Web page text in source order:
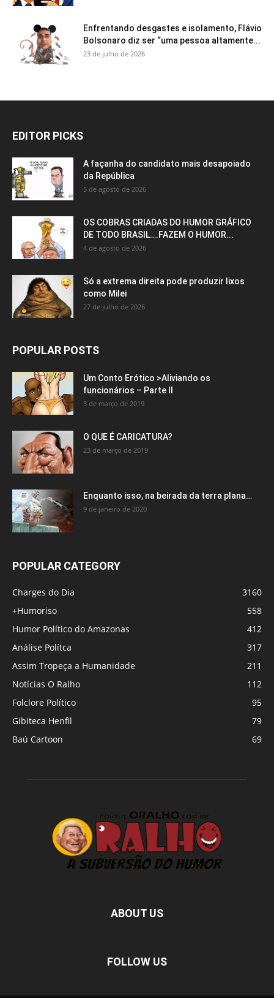
Enfrentando desgastes e isolamento, Flávio
Bolsonaro diz ser “uma pessoa altamente...
23 de julho de 2026
EDITOR PICKS
A façanha do candidato mais desapoiado
da República
5 de agosto de 2026
OS COBRAS CRIADAS DO HUMOR GRÁFICO
DE TODO BRASIL….FAZEM O HUMOR...
4 de agosto de 2026
Só a extrema direita pode produzir lixos
como Milei
27 de julho de 2026
POPULAR POSTS
Um Conto Erótico >Aliviando os
funcionários – Parte II
3 de março de 2019
O QUE É CARICATURA?
23 de março de 2019
Enquanto isso, na beirada da terra plana…
9 de janeiro de 2020
POPULAR CATEGORY
Charges do Dia
3160
+Humoriso
558
Humor Político do Amazonas
412
Análise Polítca
317
Assim Tropeça a Humanidade
211
Notícias O Ralho
112
Folclore Político
95
Gibiteca Henfil
79
Baú Cartoon
69
ABOUT US
FOLLOW US